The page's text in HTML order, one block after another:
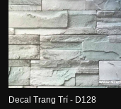
Decal Trang Trí - D128